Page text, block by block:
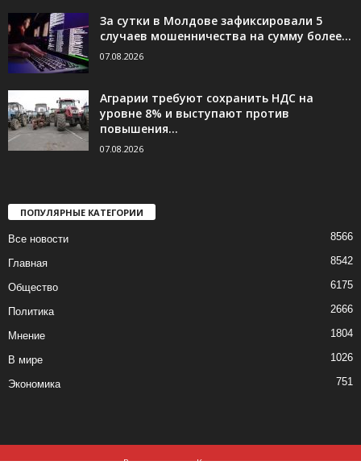
За сутки в Молдове зафиксировали 5
случаев мошенничества на сумму более...
07.08.2026
Аграрии требуют сохранить НДС на
уровне 8% и выступают против
повышения...
07.08.2026
ПОПУЛЯРНЫЕ КАТЕГОРИИ
Все новости 8566
Главная 8542
Общество 6175
Политика 2666
Мнение 1804
В мире 1026
Экономика 751
Все новости Контакты